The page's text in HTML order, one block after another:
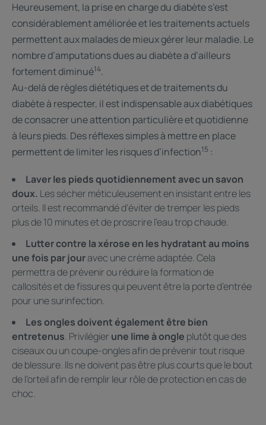
Heureusement, la prise en charge du diabète s’est
considérablement améliorée et les traitements actuels
permettent aux malades de mieux gérer leur maladie. Le
nombre d’amputations dues au diabète a d’ailleurs
fortement diminué14.
Au-delà de règles diététiques et de traitements du
diabète à respecter, il est indispensable aux diabétiques
de consacrer une attention particulière et quotidienne
à leurs pieds. Des réflexes simples à mettre en place
permettent de limiter les risques d’infection15 :
Laver les pieds quotidiennement avec un savon
doux. Les sécher méticuleusement en insistant entre les
orteils. Il est recommandé d’éviter de tremper les pieds
plus de 10 minutes et de proscrire l’eau trop chaude.
Lutter contre la xérose en les hydratant au moins
une fois par jouravec une crème adaptée. Cela
permettra de prévenir ou réduire la formation de
callosités et de fissures qui peuvent être la porte d’entrée
pour une surinfection.
Les ongles doivent également être bien
entretenus. Privilégier une lime à ongle plutôt que des
ciseaux ou un coupe-ongles afin de prévenir tout risque
de blessure. Ils ne doivent pas être plus courts que le bout
de l’orteil afin de remplir leur rôle de protection en cas de
choc.